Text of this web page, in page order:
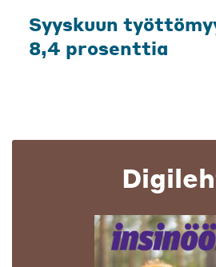
Syyskuun
8,4 prosenttia